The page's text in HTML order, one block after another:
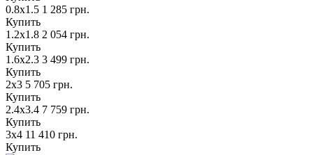
0.8х1.5 1 285 грн.
Купить
1.2х1.8 2 054 грн.
Купить
1.6х2.3 3 499 грн.
Купить
2х3 5 705 грн.
Купить
2.4х3.4 7 759 грн.
Купить
3х4 11 410 грн.
Купить